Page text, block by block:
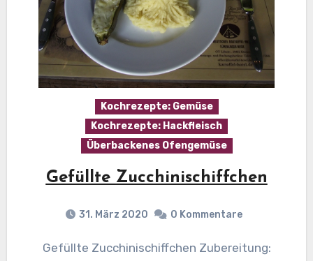
Kochrezepte: Gemüse
Kochrezepte: Hackfleisch
Überbackenes Ofengemüse
Gefüllte Zucchinischiffchen
31. März 2020 0 Kommentare
Gefüllte Zucchinischiffchen Zubereitung: